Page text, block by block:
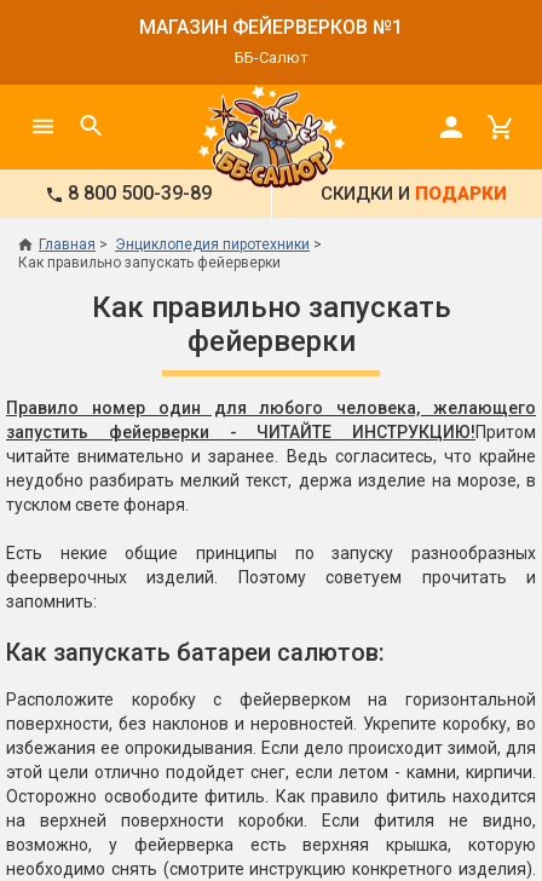
МАГАЗИН ФЕЙЕРВЕРКОВ №1
ББ-Салют
8 800 500-39-89 СКИДКИ И ПОДАРКИ
Главная
Энциклопедия пиротехники
Как правильно запускать фейерверки
Как правильно запускать
фейерверки
Правило номер один для любого человека, желающего
запустить фейерверки - ЧИТАЙТЕ ИНСТРУКЦИЮ!Притом
читайте внимательно и заранее. Ведь согласитесь, что крайне
неудобно разбирать мелкий текст, держа изделие на морозе, в
тусклом свете фонаря.
Есть некие общие принципы по запуску разнообразных
феерверочных изделий. Поэтому советуем прочитать и
запомнить:
Как запускать батареи салютов:
Расположите коробку с фейерверком на горизонтальной
поверхности, без наклонов и неровностей. Укрепите коробку, во
избежания ее опрокидывания. Если дело происходит зимой, для
этой цели отлично подойдет снег, если летом - камни, кирпичи.
Осторожно освободите фитиль. Как правило фитиль находится
на верхней поверхности коробки. Если фитиля не видно,
возможно, у фейерверка есть верхняя крышка, которую
необходимо снять (смотрите инструкцию конкретного изделия).